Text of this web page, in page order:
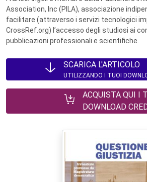
Association, Inc (PILA), associazione
facilitare (attraverso i servizi tecnologici
CrossRef.org) l’accesso degli studiosi ai
pubblicazioni professionali e scientifiche.
SCARICA L'ARTICOLO
UTILIZZANDO I TUOI
ACQUISTA QUI I
DOWNLOAD